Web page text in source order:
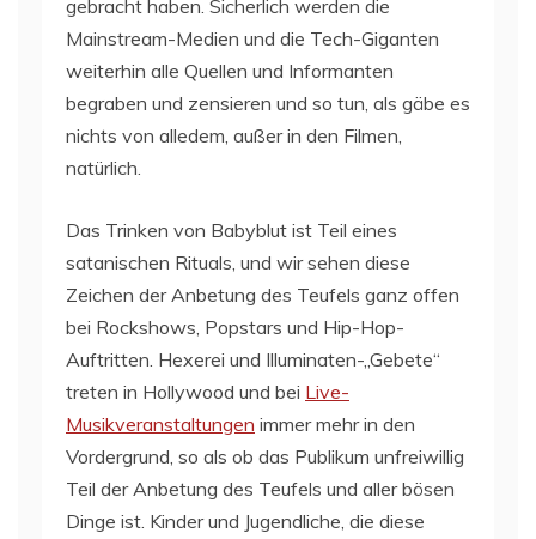
gebracht haben. Sicherlich werden die
Mainstream-Medien und die Tech-Giganten
weiterhin alle Quellen und Informanten
begraben und zensieren und so tun, als gäbe es
nichts von alledem, außer in den Filmen,
natürlich.
Das Trinken von Babyblut ist Teil eines
satanischen Rituals, und wir sehen diese
Zeichen der Anbetung des Teufels ganz offen
bei Rockshows, Popstars und Hip-Hop-
Auftritten. Hexerei und Illuminaten-„Gebete“
treten in Hollywood und bei Live-
Musikveranstaltungen immer mehr in den
Vordergrund, so als ob das Publikum unfreiwillig
Teil der Anbetung des Teufels und aller bösen
Dinge ist. Kinder und Jugendliche, die diese